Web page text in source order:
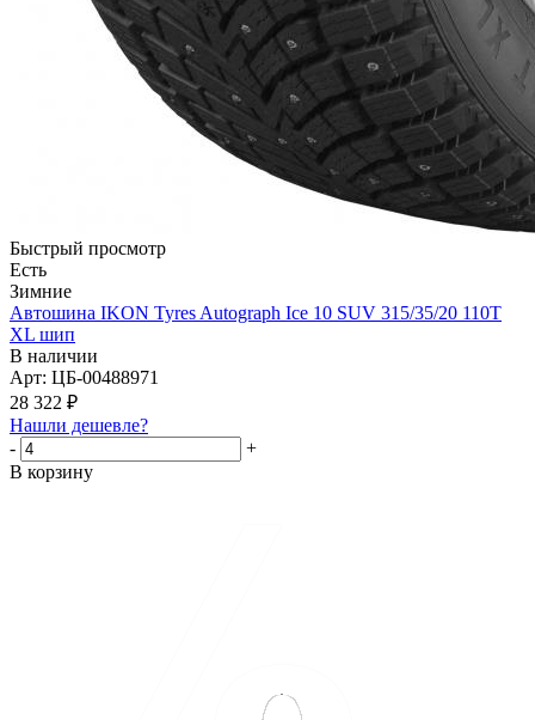
Быстрый просмотр
Есть
Зимние
Автошина IKON Tyres Autograph Ice 10 SUV 315/35/20 110T
XL шип
В наличии
Арт: ЦБ-00488971
28 322 ₽
Нашли дешевле?
-
+
В корзину